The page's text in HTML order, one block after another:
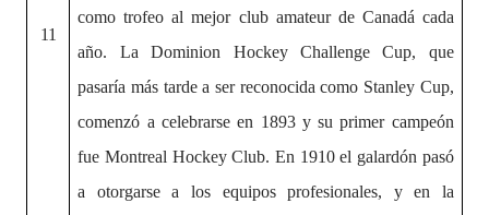
11
como trofeo al mejor club amateur de Canadá cada
año. La Dominion Hockey Challenge Cup, que
pasaría más tarde a ser reconocida como Stanley Cup,
comenzó a celebrarse en 1893 y su primer campeón
fue Montreal Hockey Club. En 1910 el galardón pasó
a otorgarse a los equipos profesionales, y en la